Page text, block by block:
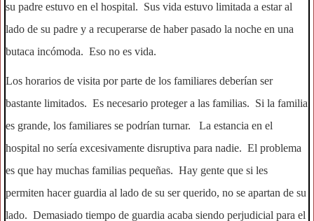
su padre estuvo en el hospital. Sus vida estuvo limitada a estar al
lado de su padre y a recuperarse de haber pasado la noche en una
butaca incómoda. Eso no es vida.
Los horarios de visita por parte de los familiares deberían ser
bastante limitados. Es necesario proteger a las familias. Si la familia
es grande, los familiares se podrían turnar. La estancia en el
hospital no sería excesivamente disruptiva para nadie. El problema
es que hay muchas familias pequeñas. Hay gente que si les
permiten hacer guardia al lado de su ser querido, no se apartan de su
lado. Demasiado tiempo de guardia acaba siendo perjudicial para el